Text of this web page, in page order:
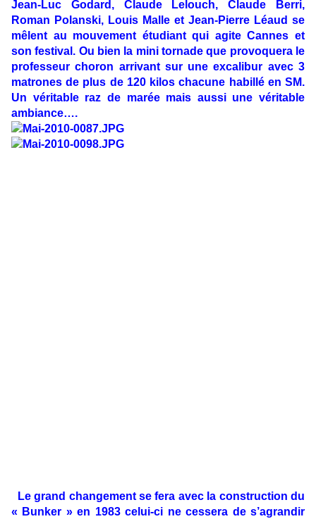
Jean-Luc Godard, Claude Lelouch, Claude Berri,
Roman Polanski, Louis Malle et Jean-Pierre Léaud se
mêlent au mouvement étudiant qui agite Cannes et
son festival. Ou bien la mini tornade que provoquera le
professeur choron arrivant sur une excalibur avec 3
matrones de plus de 120 kilos chacune habillé en SM.
Un véritable raz de marée mais aussi une véritable
ambiance….
Le grand changement se fera avec la construction du
« Bunker » en 1983 celui-ci ne cessera de s’agrandir